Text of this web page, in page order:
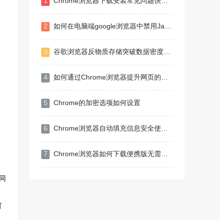
2 如何在电脑端google浏览器中禁用JavaScript
3 谷歌浏览器反物质存储突破数据密度极限
4 如何通过Chrome浏览器提升网页的动态交互体验
5 Chrome的加密选项如何设置
6 Chrome浏览器自动填充信息安全使用及操作教程
7 Chrome浏览器如何下载便携版无需安装版本